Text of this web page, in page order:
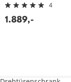
4
1.889,-